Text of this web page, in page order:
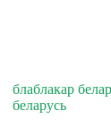
блаблакар
беларусь